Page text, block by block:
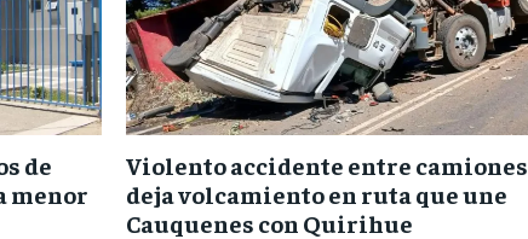
de
menor
Violento accidente entre camiones
deja volcamiento en ruta que une
Cauquenes con Quirihue